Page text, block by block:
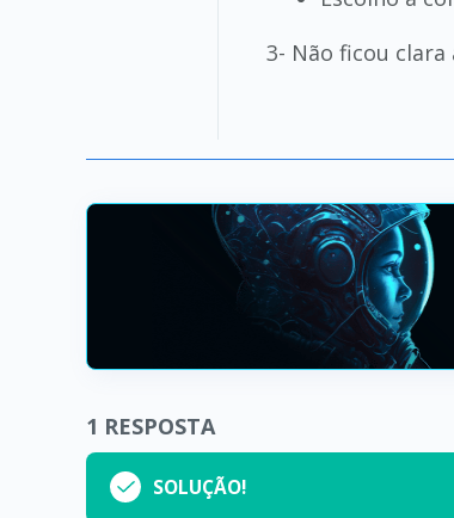
3- Não ficou
1 RESPOSTA
SOLUÇÃO!